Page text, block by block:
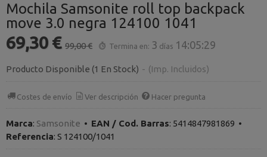
Mochila Samsonite roll top backpack
move 3.0 negra 124100 1041
69,30 € 99,00 € Termina en: 3 días 14:05:28
Producto Disponible (1 En Stock) - (Imp. Incluidos)
Costes de envío Ver descripción Hacer pregunta
Marca: Samsonite • EAN / Cod. Barras: 5414847981869 •
Referencia: S 124100/1041